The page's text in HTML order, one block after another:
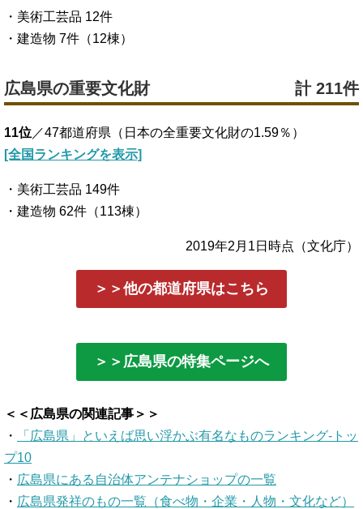
・美術工芸品 12件
・建造物 7件（12棟）
広島県の重要文化財 計 211件
11位／47都道府県（日本の全重要文化財の1.59％）
[全国ランキングを表示]
・美術工芸品 149件
・建造物 62件（113棟）
2019年2月1日時点（文化庁）
＞＞他の都道府県はこちら
＞＞広島県の特集ページへ
＜＜広島県の関連記事＞＞
・
「広島県」といえば思い浮かぶ有名なものランキング-トッ
プ10
・ 広島県にある自治体アンテナショップの一覧
・ 広島県発祥のもの一覧（食べ物・企業・人物・文化など）